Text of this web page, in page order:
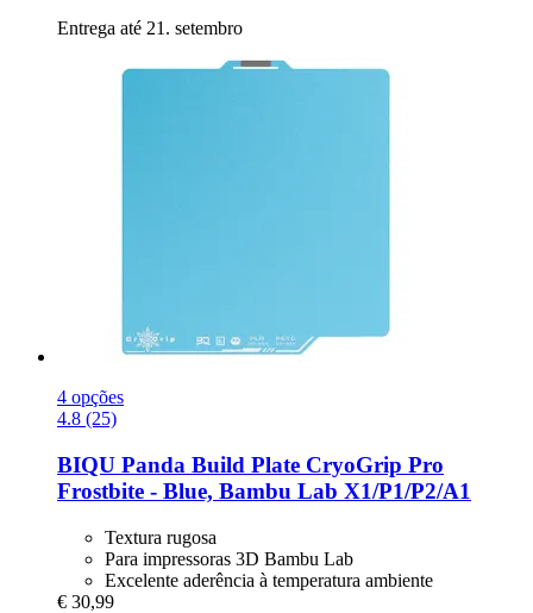
Entrega até 21. setembro
4 opções
4.8 (25)
BIQU Panda Build Plate CryoGrip Pro
Frostbite -​ Blue, Bambu Lab X1/P1/P2/A1
Textura rugosa
Para impressoras 3D Bambu Lab
Excelente aderência à temperatura ambiente
€ 30,99